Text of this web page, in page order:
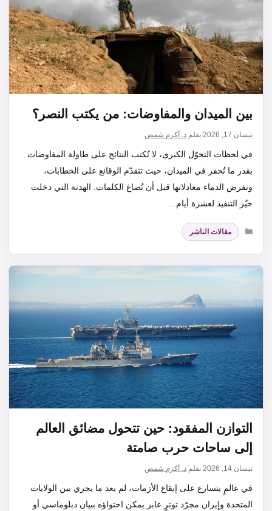
بين الميدان والمفاوضات: من يكتب النصر؟
نيسان 17, 2026 بقلم د. أكرم شمص
في لحظات التحوّل الكبرى، لا تُكتب النتائج على طاولة المفاوضات
بقدر ما تُحفر في الميدان، حيث تتقدّم الوقائع على الخطابات،
وتفرض الدماء معادلاتها قبل أن تُصاغ الكلمات. الهدنة التي دخلت
حيّز التنفيذ لعشرة أيام…
التصنيفات
مقالات الناشر
التوازن المفقود: حين تتحول مضائق العالم
إلى ساحات حرب صامتة
نيسان 14, 2026 بقلم د. أكرم شمص
في عالمٍ يتسارع على إيقاع الأزمات، لم يعد ما يجري بين الولايات
المتحدة وإيران مجرّد توترٍ عابر يمكن احتواؤه ببيان دبلوماسي أو